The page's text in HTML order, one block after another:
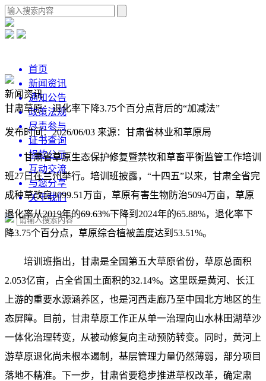
首页
新闻资讯
通知公告
政策法规
尽责参与
证书查询
捐款公示
互动交流
与您分享
关于我们
新闻资讯
甘肃草原：退化率下降3.75个百分点背后的“加减法”
发布时间：2026/06/03 来源：甘肃省林业和草原局
甘肃省草原生态保护修复暨禁牧和草畜平衡监管工作培训
班27日在兰州举行。培训班披露，“十四五”以来，甘肃全省完
成种草改良3099.51万亩，草原有害生物防治5094万亩，草原
退化率从2019年的69.63%下降到2024年的65.88%，退化率下
降3.75个百分点，草原综合植被盖度达到53.51%。
培训班指出，甘肃是全国第五大草原省份，草原总面积
2.053亿亩，占全省国土面积的32.14%。这里既是黄河、长江
上游的重要水源涵养区，也是河西走廊乃至中国北方地区的生
态屏障。目前，甘肃草原工作正从单一治理向山水林田湖草沙
一体化治理转变，从被动修复向主动预防转变。同时，黄河上
游草原退化尚未根本遏制，基层管理力量仍然薄弱，部分项目
落地不精准。下一步，甘肃省要稳步推进草权改革，确定肃